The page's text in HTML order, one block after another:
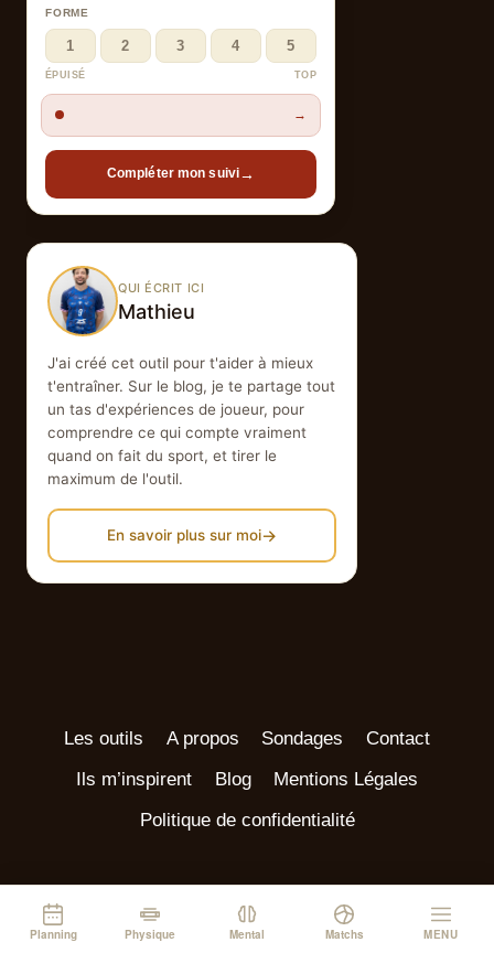
FORME
1 2 3 4 5
ÉPUISÉ TOP
→
Compléter mon suivi→
QUI ÉCRIT ICI
Mathieu
J'ai créé cet outil pour t'aider à mieux
t'entraîner. Sur le blog, je te partage tout
un tas d'expériences de joueur, pour
comprendre ce qui compte vraiment
quand on fait du sport, et tirer le
maximum de l'outil.
En savoir plus sur moi→
Les outils A propos Sondages
Contact
Ils m’inspirent
Blog
Mentions Légales
Politique de confidentialité
© 2026 Joueur de Collectif
Planning Physique Mental Matchs MENU